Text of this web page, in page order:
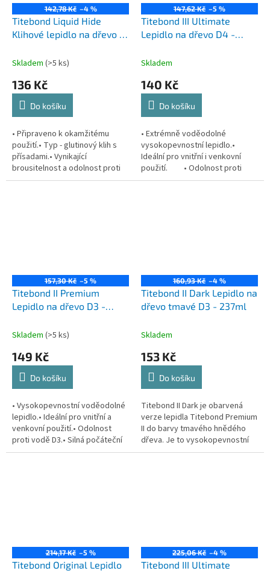
142,78 Kč –4 %
Titebond Liquid Hide
Klihové lepidlo na dřevo -
Skladem (>5 ks)
136 Kč
Do košíku
• Připraveno k okamžitému
použití.• Typ - glutinový klih s
přísadami.• Vynikající
brousitelnost a odolnost proti
tečení.• Vhodné pro dřevo a
147,62 Kč –5 %
Titebond III Ultimate
Lepidlo na dřevo D4 -
Skladem
140 Kč
Do košíku
• Extrémně voděodolné
vysokopevnostní lepidlo.•
Ideální pro vnitřní i venkovní
použití. • Odolnost proti
vodě D4• Vynikající...
157,30 Kč –5 %
Titebond II Premium
Lepidlo na dřevo D3 -
Skladem (>5 ks)
149 Kč
Do košíku
• Vysokopevnostní voděodolné
lepidlo.• Ideální pro vnitřní a
venkovní použití.• Odolnost
proti vodě D3.• Silná počáteční
lepivost a rychle tuhnoucí.•
160,93 Kč –4 %
Titebond II Dark Lepidlo na
dřevo tmavé D3 - 237ml
Skladem
153 Kč
Do košíku
Titebond II Dark je obarvená
verze lepidla Titebond Premium
II do barvy tmavého hnědého
dřeva. Je to vysokopevnostní
voděodolné lepidlo, které
214,17 Kč –5 %
Titebond Original Lepidlo
225,06 Kč –4 %
Titebond III Ultimate